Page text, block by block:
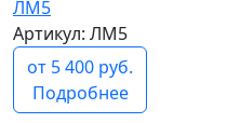
ЛМ5
Артикул: ЛМ5
от 5 400 руб.
Подробнее